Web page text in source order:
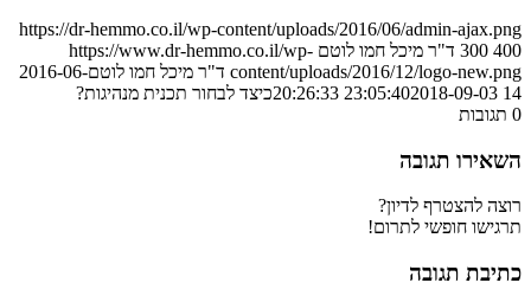
https://dr-hemmo.co.il/wp-content/uploads/2016/06/admin-ajax.png
300 400 ד"ר מיכל חמו לוטם https://www.dr-hemmo.co.il/wp-
content/uploads/2016/12/logo-new.png ד"ר מיכל חמו לוטם2016-06-
14 23:05:40
2018-09-03 20:26:33
כיצד לבחור תכנית מנהיגות?
0 תגובות
השאירו תגובה
רוצה להצטרף לדיון?
תרגישו חופשי לתרום!
כתיבת תגובה